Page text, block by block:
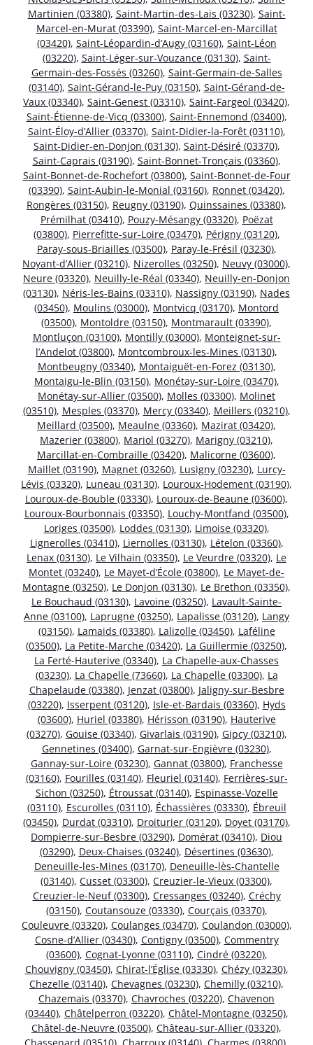
Martinien (03380), Saint-Martin-des-Lais (03230), Saint-
Marcel-en-Murat (03390), Saint-Marcel-en-Marcillat
(03420), Saint-Léopardin-d’Augy (03160), Saint-Léon
(03220), Saint-Léger-sur-Vouzance (03130), Saint-
Germain-des-Fossés (03260), Saint-Germain-de-Salles
(03140), Saint-Gérand-le-Puy (03150), Saint-Gérand-de-
Vaux (03340), Saint-Genest (03310), Saint-Fargeol (03420),
Saint-Étienne-de-Vicq (03300), Saint-Ennemond (03400),
Saint-Éloy-d’Allier (03370), Saint-Didier-la-Forêt (03110),
Saint-Didier-en-Donjon (03130), Saint-Désiré (03370),
Saint-Caprais (03190), Saint-Bonnet-Tronçais (03360),
Saint-Bonnet-de-Rochefort (03800), Saint-Bonnet-de-Four
(03390), Saint-Aubin-le-Monial (03160), Ronnet (03420),
Rongères (03150), Reugny (03190), Quinssaines (03380),
Prémilhat (03410), Pouzy-Mésangy (03320), Poëzat
(03800), Pierrefitte-sur-Loire (03470), Périgny (03120),
Paray-sous-Briailles (03500), Paray-le-Frésil (03230),
Noyant-d’Allier (03210), Nizerolles (03250), Neuvy (03000),
Neure (03320), Neuilly-le-Réal (03340), Neuilly-en-Donjon
(03130), Néris-les-Bains (03310), Nassigny (03190), Nades
(03450), Moulins (03000), Montvicq (03170), Montord
(03500), Montoldre (03150), Montmarault (03390),
Montluçon (03100), Montilly (03000), Monteignet-sur-
l’Andelot (03800), Montcombroux-les-Mines (03130),
Montbeugny (03340), Montaiguët-en-Forez (03130),
Montaigu-le-Blin (03150), Monétay-sur-Loire (03470),
Monétay-sur-Allier (03500), Molles (03300), Molinet
(03510), Mesples (03370), Mercy (03340), Meillers (03210),
Meillard (03500), Meaulne (03360), Mazirat (03420),
Mazerier (03800), Mariol (03270), Marigny (03210),
Marcillat-en-Combraille (03420), Malicorne (03600),
Maillet (03190), Magnet (03260), Lusigny (03230), Lurcy-
Lévis (03320), Luneau (03130), Louroux-Hodement (03190),
Louroux-de-Bouble (03330), Louroux-de-Beaune (03600),
Louroux-Bourbonnais (03350), Louchy-Montfand (03500),
Loriges (03500), Loddes (03130), Limoise (03320),
Lignerolles (03410), Liernolles (03130), Lételon (03360),
Lenax (03130), Le Vilhain (03350), Le Veurdre (03320), Le
Montet (03240), Le Mayet-d’École (03800), Le Mayet-de-
Montagne (03250), Le Donjon (03130), Le Brethon (03350),
Le Bouchaud (03130), Lavoine (03250), Lavault-Sainte-
Anne (03100), Laprugne (03250), Lapalisse (03120), Langy
(03150), Lamaids (03380), Lalizolle (03450), Laféline
(03500), La Petite-Marche (03420), La Guillermie (03250),
La Ferté-Hauterive (03340), La Chapelle-aux-Chasses
(03230), La Chapelle (73660), La Chapelle (03300), La
Chapelaude (03380), Jenzat (03800), Jaligny-sur-Besbre
(03220), Isserpent (03120), Isle-et-Bardais (03360), Hyds
(03600), Huriel (03380), Hérisson (03190), Hauterive
(03270), Gouise (03340), Givarlais (03190), Gipcy (03210),
Gennetines (03400), Garnat-sur-Engièvre (03230),
Gannay-sur-Loire (03230), Gannat (03800), Franchesse
(03160), Fourilles (03140), Fleuriel (03140), Ferrières-sur-
Sichon (03250), Étroussat (03140), Espinasse-Vozelle
(03110), Escurolles (03110), Échassières (03330), Ébreuil
(03450), Durdat (03310), Droiturier (03120), Doyet (03170),
Dompierre-sur-Besbre (03290), Domérat (03410), Diou
(03290), Deux-Chaises (03240), Désertines (03630),
Deneuille-les-Mines (03170), Deneuille-lès-Chantelle
(03140), Cusset (03300), Creuzier-le-Vieux (03300),
Creuzier-le-Neuf (03300), Cressanges (03240), Créchy
(03150), Coutansouze (03330), Courçais (03370),
Couleuvre (03320), Coulanges (03470), Coulandon (03000),
Cosne-d’Allier (03430), Contigny (03500), Commentry
(03600), Cognat-Lyonne (03110), Cindré (03220),
Chouvigny (03450), Chirat-l’Église (03330), Chézy (03230),
Chezelle (03140), Chevagnes (03230), Chemilly (03210),
Chazemais (03370), Chavroches (03220), Chavenon
(03440), Châtelperron (03220), Châtel-Montagne (03250),
Châtel-de-Neuvre (03500), Château-sur-Allier (03320),